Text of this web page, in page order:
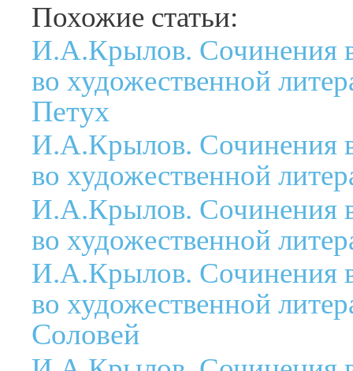
Похожие статьи:
И.А.Крылов. Сочинения
во художественной
Петух
И.А.Крылов. Сочинения
во художественной
И.А.Крылов. Сочинения
во художественной
И.А.Крылов. Сочинения
во художественной
Соловей